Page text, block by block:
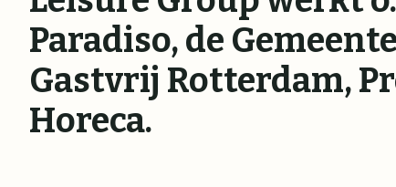
Paradiso, de
Gastvrij Rotterdam,
Horeca.